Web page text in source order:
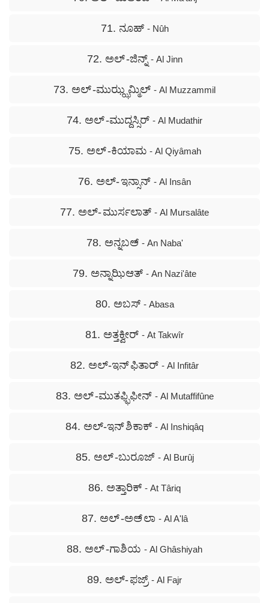
71. ನೂಹ್ - Nûh
72. ಅಲ್ -ಜಿನ್ನ್ - Al Jinn
73. ಅಲ್ -ಮುಝ್ಝಮ್ಮಿಲ್ - Al Muzzammil
74. ಅಲ್ -ಮುದ್ದಸ್ಸಿರ್ - Al Mudathir
75. ಅಲ್ -ಕಿಯಾಮ - Al Qiyâmah
76. ಅಲ್- ಇನ್ಸಾನ್ - Al Insân
77. ಅಲ್- ಮುರ್ಸಲಾತ್ - Al Mursalâte
78. ಅನ್ನಬಅ್ - An Naba'
79. ಅನ್ನಾಝಿಆತ್ - An Nazi'âte
80. ಅಬಸ್ - Abasa
81. ಅತ್ತಕ್ವೀರ್ - At Takwîr
82. ಅಲ್-ಇನ್ ಫಿತಾರ್ - Al Infitâr
83. ಅಲ್ -ಮುತಫ್ಫಿಫೀನ್ - Al Mutaffifûne
84. ಅಲ್-ಇನ್ ಶಿಕಾಕ್ - Al Inshiqâq
85. ಅಲ್ -ಬುರೂಜ್ - Al Burûj
86. ಅತ್ತಾರಿಕ್ - At Târiq
87. ಅಲ್ -ಅಅ್ ಲಾ - Al A'lâ
88. ಅಲ್ -ಗಾಶಿಯ - Al Ghâshiyah
89. ಅಲ್- ಫಜ್ರ್ - Al Fajr